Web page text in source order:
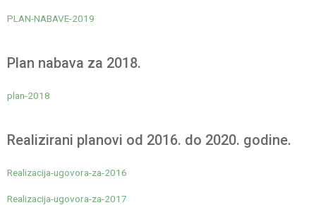
PLAN-NABAVE-2019
Plan nabava za 2018.
plan-2018
Realizirani planovi od 2016. do 2020. godine.
Realizacija-ugovora-za-2016
Realizacija-ugovora-za-2017